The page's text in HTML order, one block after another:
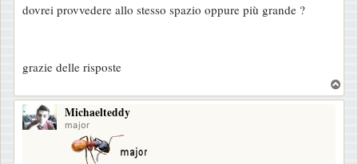
dovrei provvedere allo stesso spazio oppure più grande ?
grazie delle risposte
o
Michaelteddy
major